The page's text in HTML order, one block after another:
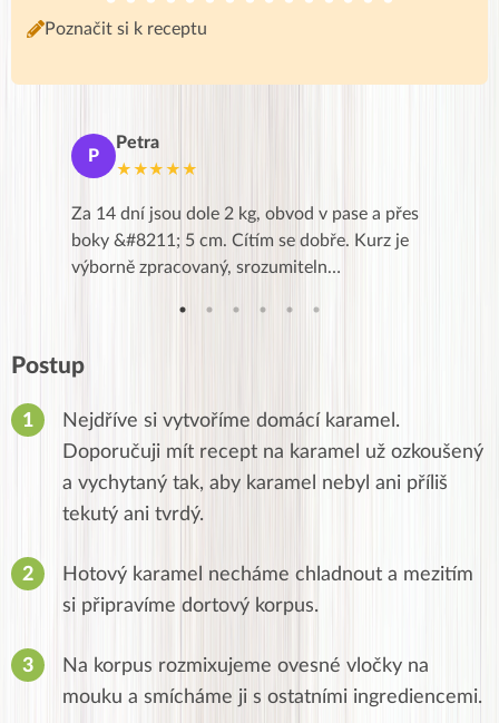
Poznačit si k receptu
P
Petra
★★★★★
Za 14 dní jsou dole 2 kg, obvod v pase a přes
boky &#8211; 5 cm. Cítím se dobře. Kurz je
výborně zpracovaný, srozumiteln…
Postup
Nejdříve si vytvoříme domácí karamel.
Doporučuji mít recept na karamel už ozkoušený
a vychytaný tak, aby karamel nebyl ani příliš
tekutý ani tvrdý.
Hotový karamel necháme chladnout a mezitím
si připravíme dortový korpus.
Na korpus rozmixujeme ovesné vločky na
mouku a smícháme ji s ostatními ingrediencemi.